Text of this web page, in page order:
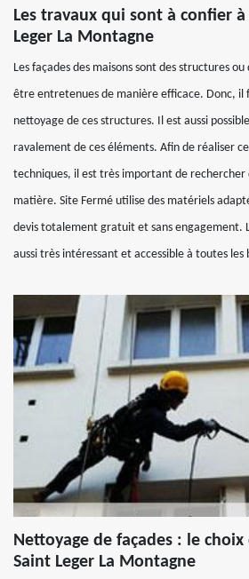
Les travaux qui sont à confier
Leger La Montagne
Les façades des maisons sont des structures
être entretenues de manière efficace. Donc, il
nettoyage de ces structures. Il est aussi
ravalement de ces éléments. Afin de réaliser
techniques, il est très important de rechercher
matière. Site Fermé utilise des matériels
devis totalement gratuit et sans engagement.
aussi très intéressant et accessible à toutes les
Nettoyage de façades : le
Saint Leger La Montagne